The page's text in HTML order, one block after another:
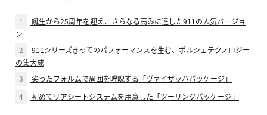
1
誕生から25周年を迎え、さらなる高みに達した911の人気バージョ
ン
2
911シリーズきってのパフォーマンスを生む、ポルシェテクノロジー
の集大成
3
尖ったフォルムで周囲を睥睨する「ヴァイザッハパッケージ」
4
初めてリアシートシステムを用意した「ツーリングパッケージ」